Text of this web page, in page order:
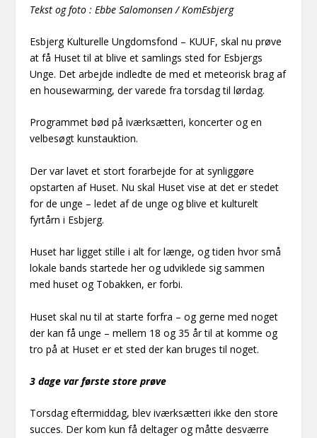
Tekst og foto : Ebbe Salomonsen / KomEsbjerg
Esbjerg Kulturelle Ungdomsfond – KUUF, skal nu prøve
at få Huset til at blive et samlings sted for Esbjergs
Unge. Det arbejde indledte de med et meteorisk brag af
en housewarming, der varede fra torsdag til lørdag.
Programmet bød på iværksætteri, koncerter og en
velbesøgt kunstauktion.
Der var lavet et stort forarbejde for at synliggøre
opstarten af Huset. Nu skal Huset vise at det er stedet
for de unge – ledet af de unge og blive et kulturelt
fyrtårn i Esbjerg.
Huset har ligget stille i alt for længe, og tiden hvor små
lokale bands startede her og udviklede sig sammen
med huset og Tobakken, er forbi.
Huset skal nu til at starte forfra – og gerne med noget
der kan få unge – mellem 18 og 35 år til at komme og
tro på at Huset er et sted der kan bruges til noget.
3 dage var første store prøve
Torsdag eftermiddag, blev iværksætteri ikke den store
succes. Der kom kun få deltager og måtte desværre